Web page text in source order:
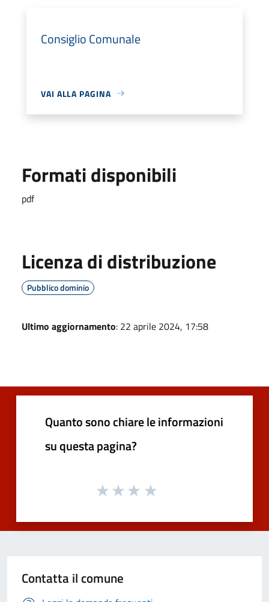
Consiglio Comunale
VAI ALLA PAGINA
Formati disponibili
pdf
Licenza di distribuzione
Pubblico dominio
Ultimo aggiornamento: 22 aprile 2024, 17:58
Quanto sono chiare le informazioni
su questa pagina?
Contatta il comune